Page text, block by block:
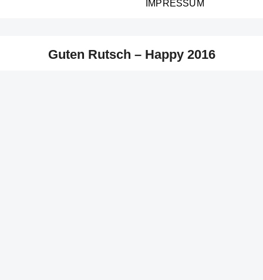
IMPRESSUM
Guten Rutsch – Happy 2016